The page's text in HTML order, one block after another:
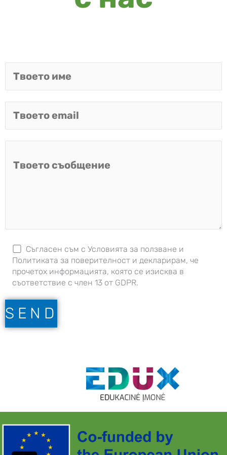
Съгласен съм с Условията за ползване и
Политиката за поверителност и декларирам, че
прочетох информацията, която се изисква в
съответствие с член 13 от GDPR.